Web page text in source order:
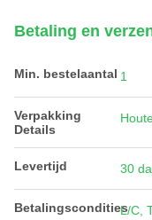
Betaling en
Min. bestelaantal 1
Verpakking
Details
Levertijd 30
BetalingsconditiesL/C,